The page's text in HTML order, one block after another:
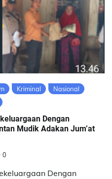
Kriminal
Nasional
Dengan
Mudik Adakan Jum’at
0
Dengan